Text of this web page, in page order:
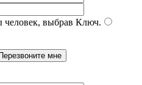
выбрав Ключ.